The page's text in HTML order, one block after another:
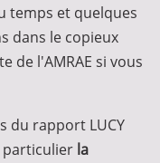
temps et quelques
dans le copieux
de l'AMRAE si vous
du rapport LUCY
particulier la